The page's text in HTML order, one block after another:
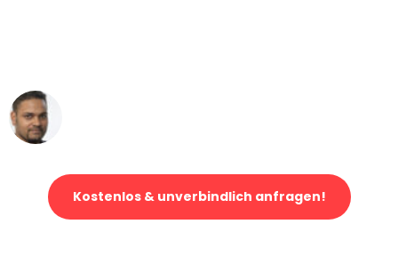
Kostenlos & unverbindlich anfragen!